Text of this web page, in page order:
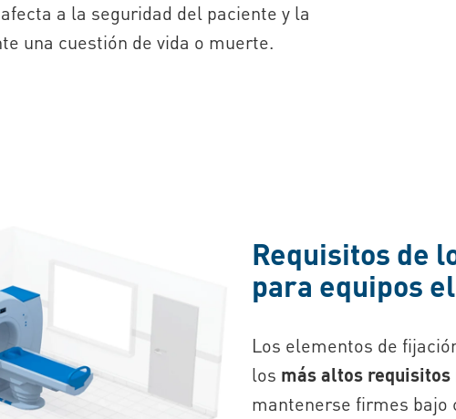
a la seguridad del paciente y la
una cuestión de vida o muerte.
Requisitos de
para equipos
Los elementos de
los más altos
mantenerse firmes bajo